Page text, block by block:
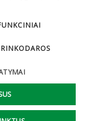
Logotipas
RINKODAROS